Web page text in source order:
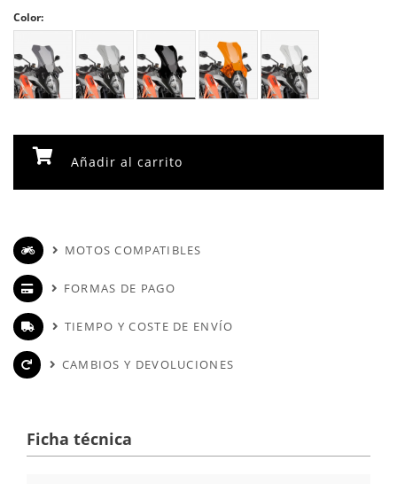
Color:
Añadir al carrito
MOTOS COMPATIBLES
FORMAS DE PAGO
TIEMPO Y COSTE DE ENVÍO
CAMBIOS Y DEVOLUCIONES
Ficha técnica